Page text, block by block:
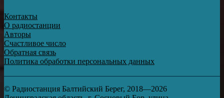
Контакты
О радиостанции
Авторы
Счастливое число
Обратная связь
Политика обработки персональных данных
© Радиостанция Балтийский Берег, 2018—2026